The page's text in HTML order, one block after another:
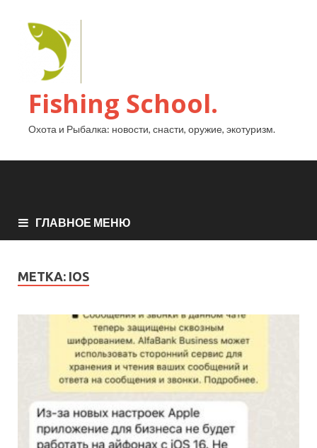
Fishing School.
Охота и Рыбалка: новости, снасти, оружие, экотуризм.
ГЛАВНОЕ МЕНЮ
МЕТКА: IOS